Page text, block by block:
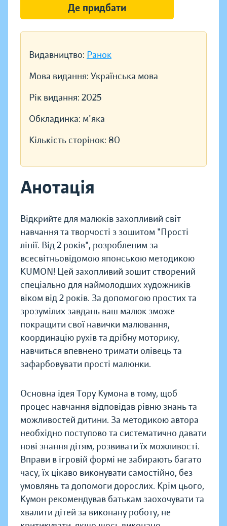
Видавництво: Ранок
Мова видання: Українська мова
Рік видання: 2025
Обкладинка: м'яка
Кількість сторінок: 80
Анотація
Відкрийте для малюків захопливий світ
навчання та творчості з зошитом "Прості
лінії. Від 2 років", розробленим за
всесвітньовідомою японською методикою
KUMON! Цей захопливий зошит створений
спеціально для наймолодших художників
віком від 2 років. За допомогою простих та
зрозумілих завдань ваш малюк зможе
покращити свої навички малювання,
координацію рухів та дрібну моторику,
навчиться впевнено тримати олівець та
зафарбовувати прості малюнки.
Основна ідея Тору Кумона в тому, щоб
процес навчання відповідав рівню знань та
можливостей дитини. За методикою автора
необхідно поступово та систематично давати
нові знання дітям, розвивати їх можливості.
Вправи в ігровій формі не забирають багато
часу, їх цікаво виконувати самостійно, без
умовлянь та допомоги дорослих. Крім цього,
Кумон рекомендував батькам заохочувати та
хвалити дітей за виконану роботу, не
Де придбати